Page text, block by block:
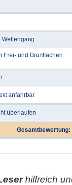
Wellengang
Frei- und Grünflächen
anfahrbar
überlaufen
Gesamtbewertung:
hilfreich